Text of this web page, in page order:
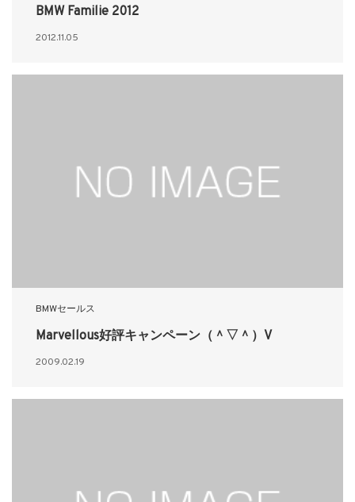
BMW Familie 2012
2012.11.05
BMWセールス
Marvellous好評キャンペーン（＾▽＾）V
2009.02.19